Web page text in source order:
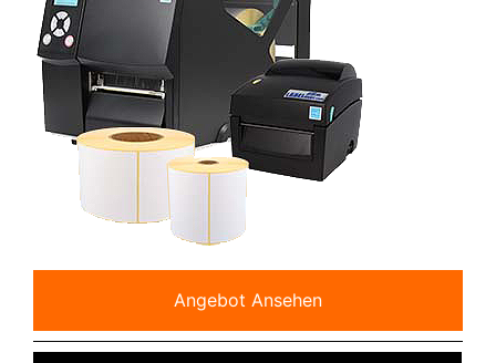
Angebot Ansehen